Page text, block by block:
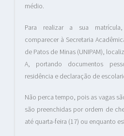
médio.
Para realizar a sua
comparecer à Secretaria
de Patos de Minas (UNIPAM),
A, portando documentos
residência e declaração de
Não perca tempo, pois as vagas
são preenchidas por ordem de
até quarta-feira (17) ou enquanto